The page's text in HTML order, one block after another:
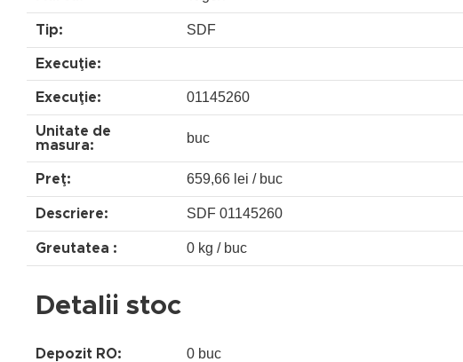
Tip: SDF
Execuţie:
Execuţie: 01145260
Unitate de
masura:
buc
Preţ: 659,66 lei / buc
Descriere: SDF 01145260
Greutatea : 0 kg / buc
Detalii stoc
Depozit RO: 0 buc